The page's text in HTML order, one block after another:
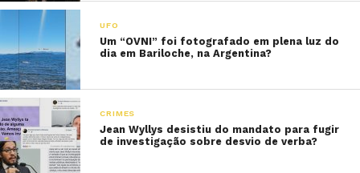
UFO
Um “OVNI” foi fotografado em plena luz do
dia em Bariloche, na Argentina?
CRIMES
Jean Wyllys desistiu do mandato para fugir
de investigação sobre desvio de verba?